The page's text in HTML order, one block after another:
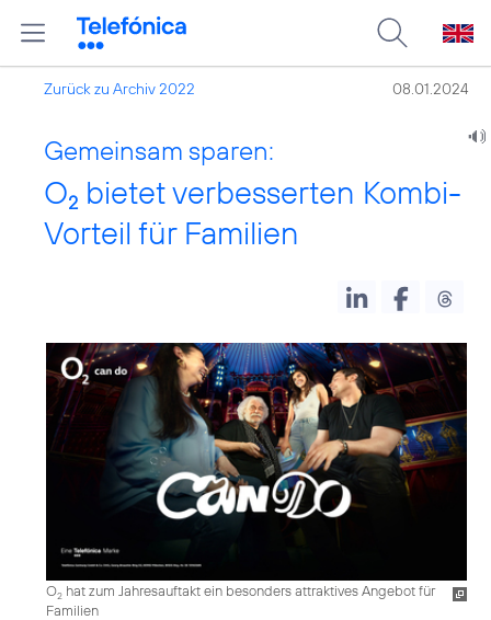
Zurück zu Archiv 2022 08.01.2024
Gemeinsam sparen:
O2 bietet verbesserten Kombi-
Vorteil für Familien
O2 hat zum Jahresauftakt ein besonders attraktives Angebot für
Familien